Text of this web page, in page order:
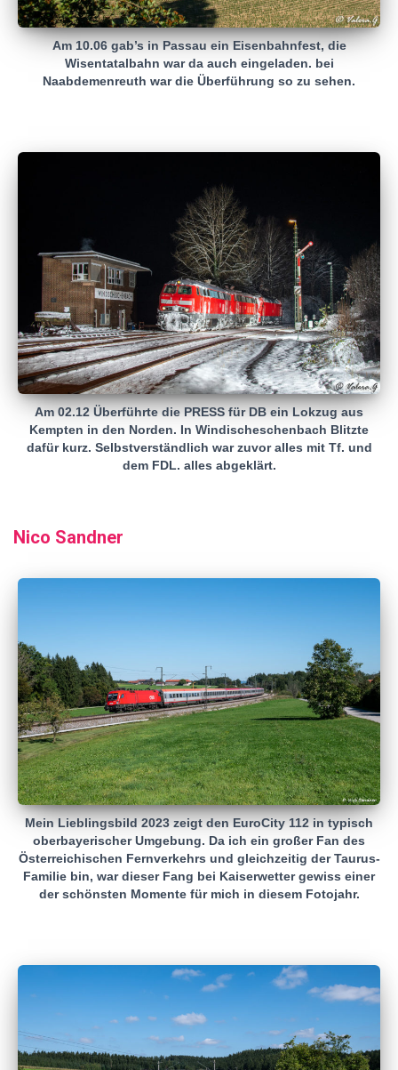
Am 10.06 gab’s in Passau ein Eisenbahnfest, die
Wisentatalbahn war da auch eingeladen. bei
Naabdemenreuth war die Überführung so zu sehen.
Am 02.12 Überführte die PRESS für DB ein Lokzug aus
Kempten in den Norden. In Windischeschenbach Blitzte
dafür kurz. Selbstverständlich war zuvor alles mit Tf. und
dem FDL. alles abgeklärt.
Nico Sandner
Mein Lieblingsbild 2023 zeigt den EuroCity 112 in typisch
oberbayerischer Umgebung. Da ich ein großer Fan des
Österreichischen Fernverkehrs und gleichzeitig der Taurus-
Familie bin, war dieser Fang bei Kaiserwetter gewiss einer
der schönsten Momente für mich in diesem Fotojahr.